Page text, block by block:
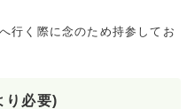
行く際に念のため持参してお
り必要)